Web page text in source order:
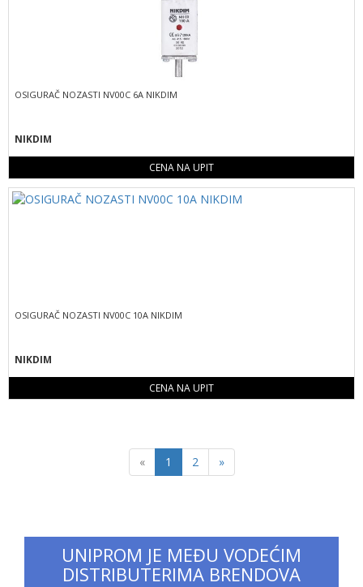
OSIGURAČ NOZASTI NV00C 6A NIKDIM
NIKDIM
CENA NA UPIT
OSIGURAČ NOZASTI NV00C 10A NIKDIM
NIKDIM
CENA NA UPIT
«Previous
1 2 »Next
UNIPROM JE MEĐU VODEĆIM
DISTRIBUTERIMA BRENDOVA